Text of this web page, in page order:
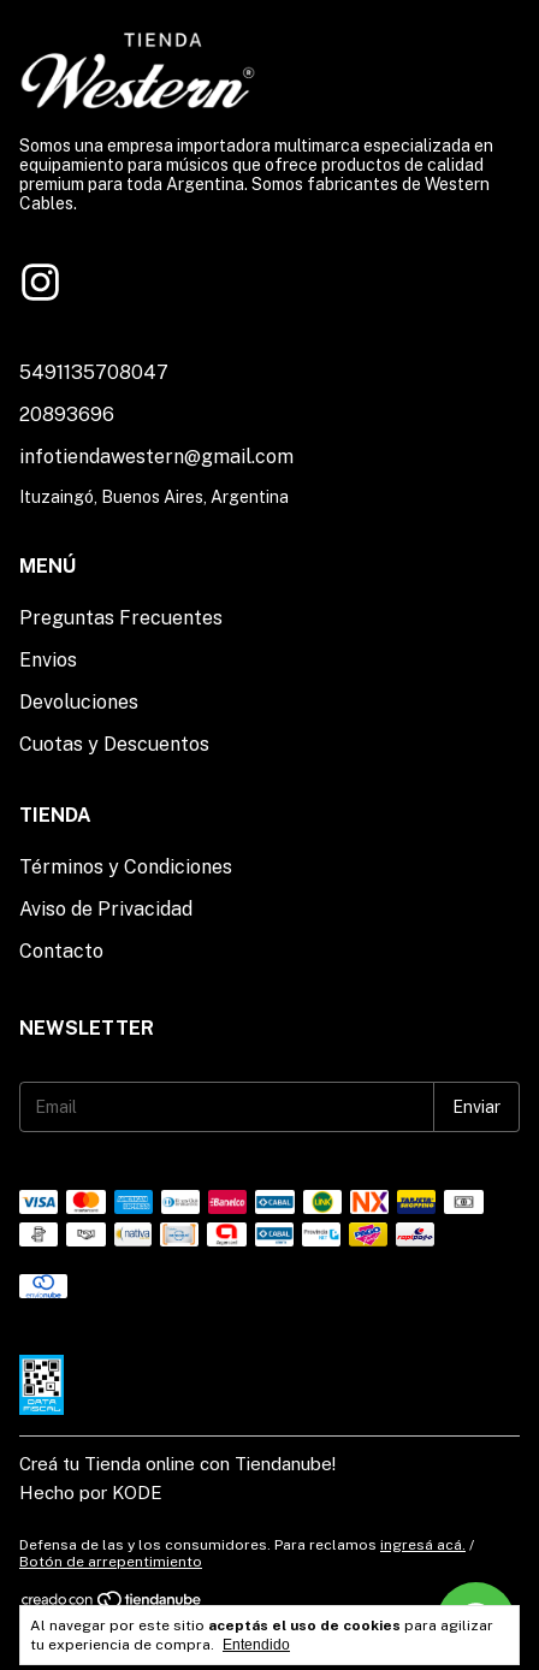
Al navegar por este sitio aceptás el uso de cookies para agilizar
tu experiencia de compra.
Entendido
Somos una empresa importadora multimarca especializada en
equipamiento para músicos que ofrece productos de calidad
premium para toda Argentina. Somos fabricantes de Western
Cables.
5491135708047
20893696
infotiendawestern@gmail.com
Ituzaingó, Buenos Aires, Argentina
MENÚ
Preguntas Frecuentes
Envios
Devoluciones
Cuotas y Descuentos
TIENDA
Términos y Condiciones
Aviso de Privacidad
Contacto
NEWSLETTER
Creá tu Tienda online con Tiendanube!
Hecho por KODE
Defensa de las y los consumidores. Para reclamos ingresá acá. /
Botón de arrepentimiento
Copyright Tienda Western - 2026. Todos los derechos reservados.